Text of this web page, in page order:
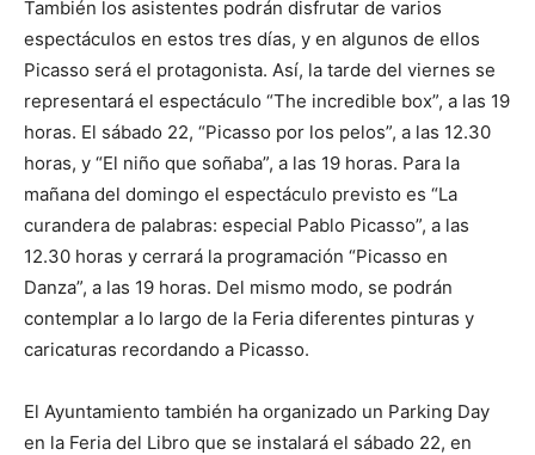
También los asistentes podrán disfrutar de varios
espectáculos en estos tres días, y en algunos de ellos
Picasso será el protagonista. Así, la tarde del viernes se
representará el espectáculo “The incredible box”, a las 19
horas. El sábado 22, “Picasso por los pelos”, a las 12.30
horas, y “El niño que soñaba”, a las 19 horas. Para la
mañana del domingo el espectáculo previsto es “La
curandera de palabras: especial Pablo Picasso”, a las
12.30 horas y cerrará la programación “Picasso en
Danza”, a las 19 horas. Del mismo modo, se podrán
contemplar a lo largo de la Feria diferentes pinturas y
caricaturas recordando a Picasso.
El Ayuntamiento también ha organizado un Parking Day
en la Feria del Libro que se instalará el sábado 22, en